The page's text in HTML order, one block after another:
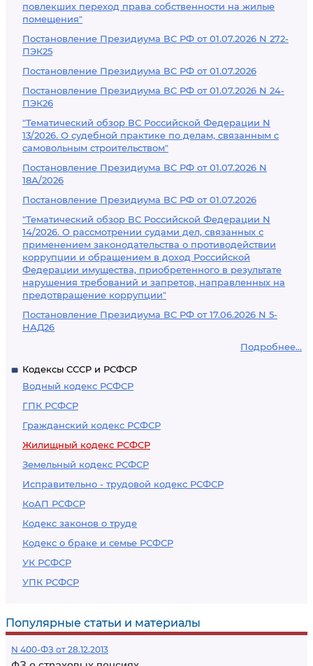
повлекших переход права собственности на жилые
помещения"
Постановление Президиума ВС РФ от 01.07.2026 N 272-
ПЭК25
Постановление Президиума ВС РФ от 01.07.2026
Постановление Президиума ВС РФ от 01.07.2026 N 24-
ПЭК26
"Тематический обзор ВС Российской Федерации N
13/2026. О судебной практике по делам, связанным с
самовольным строительством"
Постановление Президиума ВС РФ от 01.07.2026 N
18А/2026
Постановление Президиума ВС РФ от 01.07.2026
"Тематический обзор ВС Российской Федерации N
14/2026. О рассмотрении судами дел, связанных с
применением законодательства о противодействии
коррупции и обращением в доход Российской
Федерации имущества, приобретенного в результате
нарушения требований и запретов, направленных на
предотвращение коррупции"
Постановление Президиума ВС РФ от 17.06.2026 N 5-
НАД26
Подробнее...
Кодексы СССР и РСФСР
Водный кодекс РСФСР
ГПК РСФСР
Гражданский кодекс РСФСР
Жилищный кодекс РСФСР
Земельный кодекс РСФСР
Исправительно - трудовой кодекс РСФСР
КоАП РСФСР
Кодекс законов о труде
Кодекс о браке и семье РСФСР
УК РСФСР
УПК РСФСР
Популярные статьи и материалы
N 400-ФЗ от 28.12.2013